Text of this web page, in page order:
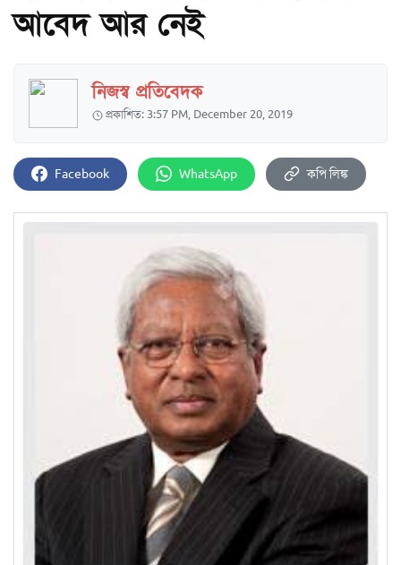
আবেদ আর নেই
নিজস্ব প্রতিবেদক
প্রকাশিত: 3:57 PM, December 20, 2019
Facebook WhatsApp কপি লিঙ্ক